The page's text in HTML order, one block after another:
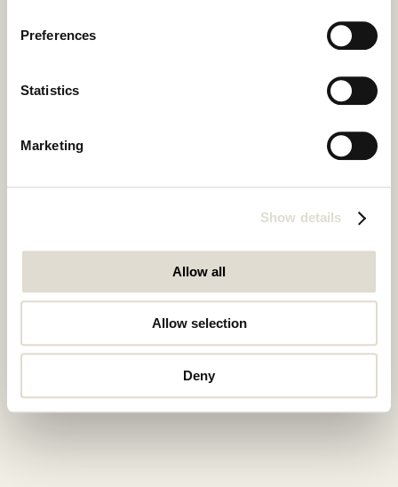
Preferences
Statistics
Marketing
Show details
Allow all
Allow selection
Deny
te maken. Je ontvangt direct een uitnodiging per e-mail
om je gratis proefperiode van 7 dagen te activeren.
Email
Login